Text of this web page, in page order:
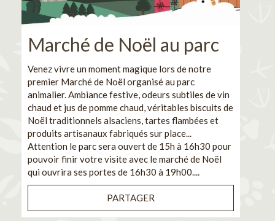
Marché de Noël au parc
Venez vivre un moment magique lors de notre
premier Marché de Noël organisé au parc
animalier. Ambiance festive, odeurs subtiles de vin
chaud et jus de pomme chaud, véritables biscuits de
Noël traditionnels alsaciens, tartes flambées et
produits artisanaux fabriqués sur place...
Attention le parc sera ouvert de 15h à 16h30 pour
pouvoir finir votre visite avec le marché de Noël
qui ouvrira ses portes de 16h30 à 19h00....
PARTAGER